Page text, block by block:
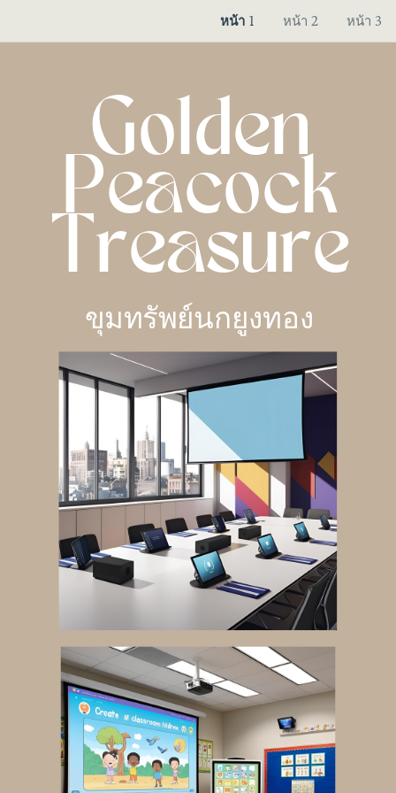
หน้า 1 หน้า 2 หน้า 3
Golden
Peacock
Treasure
ขุมทรัพย์นกยูงทอง